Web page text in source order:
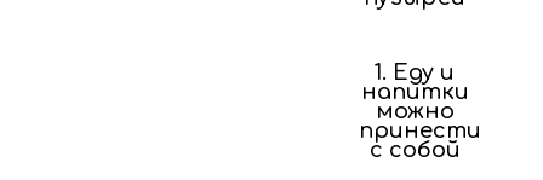
1. Еду и
напитки
можно
принести
с собой